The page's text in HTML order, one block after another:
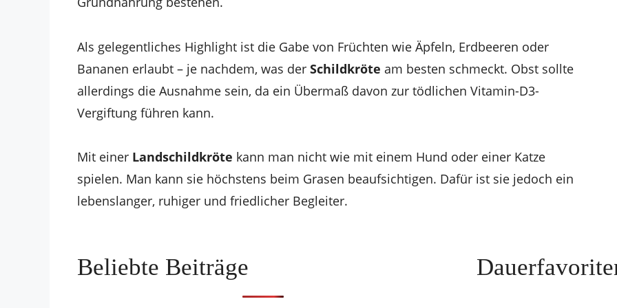
Als gelegentliches Highlight ist die Gabe von Früchten wie Äpfeln, Erdbeeren oder
Bananen erlaubt – je nachdem, was der Schildkröte am besten schmeckt. Obst sollte
allerdings die Ausnahme sein, da ein Übermaß davon zur tödlichen Vitamin-D3-
Vergiftung führen kann.
Mit einer Landschildkröte kann man nicht wie mit einem Hund oder einer Katze
spielen. Man kann sie höchstens beim Grasen beaufsichtigen. Dafür ist sie jedoch ein
lebenslanger, ruhiger und friedlicher Begleiter.
Beliebte Beiträge